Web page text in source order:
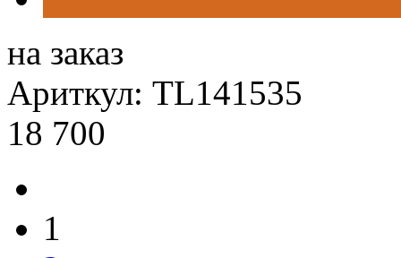
на заказ
Ариткул: TL141535
18 700
1